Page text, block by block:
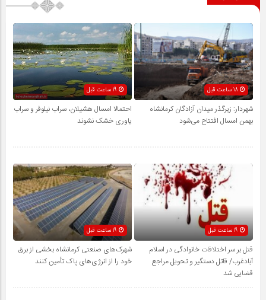
18 ساعت قبل
شهردار: زیرگذر میدان آزادگان کرمانشاه
بهمن امسال افتتاح می‌شود
احتمالا امسال هشیلان، سراب نیلوفر و سراب
یاوری خشک نشوند
قتل بر سر اختلافات خانوادگی در اسلام
آبادغرب/ قاتل دستگیر و تحویل مراجع
قضایی شد
شهرک‌های صنعتی کرمانشاه بخشی از برق
خود را از انرژی‌های پاک تأمین کنند